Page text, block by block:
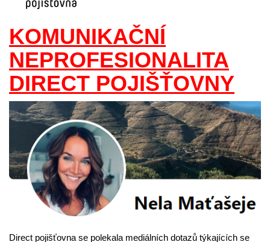
KOMUNIKAČNÍ
NEPROFESIONALITA
DIRECT POJIŠŤOVNY
Direct pojišťovna se polekala mediálních dotazů týkajících se